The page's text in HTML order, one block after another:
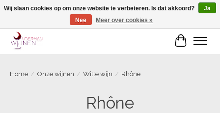
Voorjaarscampagne is gesloten
Home / Onze wijnen / Witte wijn / Rhône
Rhône
Wij slaan cookies op om onze website te verbeteren. Is dat akkoord?
Ja
Nee
Meer over cookies »